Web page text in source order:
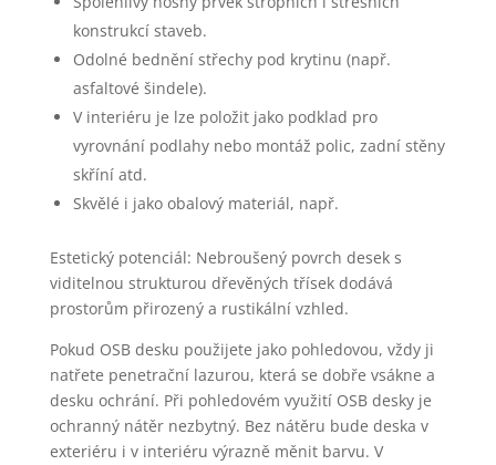
konstrukcí staveb.
Odolné bednění střechy pod krytinu (např.
asfaltové šindele).
V interiéru je lze položit jako podklad pro
vyrovnání podlahy nebo montáž polic, zadní stěny
skříní atd.
Skvělé i jako obalový materiál, např.
Estetický potenciál: Nebroušený povrch desek s
viditelnou strukturou dřevěných třísek dodává
prostorům přirozený a rustikální vzhled.
Pokud OSB desku použijete jako pohledovou, vždy ji
natřete penetrační lazurou, která se dobře vsákne a
desku ochrání. Při pohledovém využití OSB desky je
ochranný nátěr nezbytný. Bez nátěru bude deska v
exteriéru i v interiéru výrazně měnit barvu. V